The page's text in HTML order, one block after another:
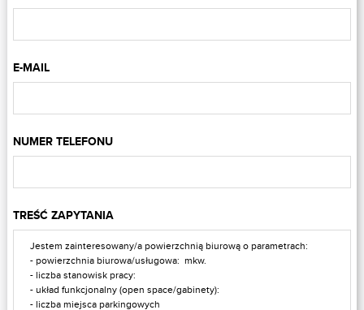
E-MAIL
NUMER TELEFONU
TREŚĆ ZAPYTANIA